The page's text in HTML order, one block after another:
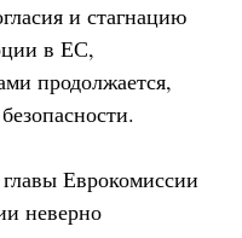
и стагнацию
в ЕС,
продолжается,
Еврокомиссии
неверно